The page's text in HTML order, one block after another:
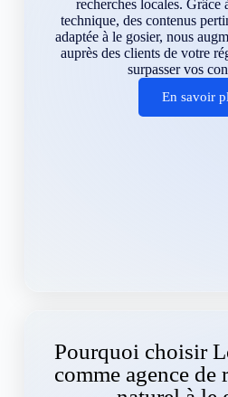
recherches locales. Grâce
technique, des contenus
adaptée à le gosier, nous
auprès des clients de votre
surpasser vos
En savoir
Pourquoi choisir
comme agence de